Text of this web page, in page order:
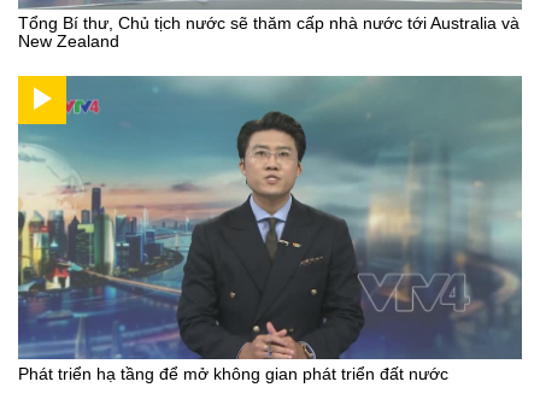
Tổng Bí thư, Chủ tịch nước sẽ thăm cấp nhà nước tới Australia và
New Zealand
Phát triển hạ tầng để mở không gian phát triển đất nước